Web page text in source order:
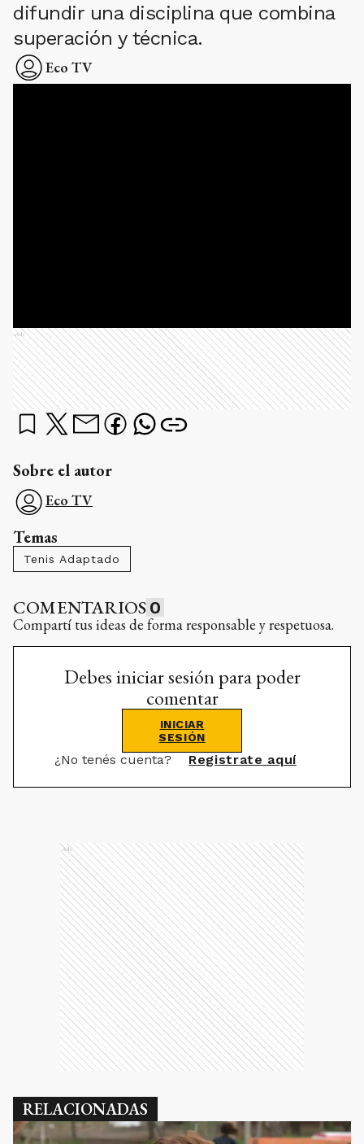
difundir una disciplina que combina
superación y técnica.
Eco TV
Ads
Sobre el autor
Eco TV
Temas
Tenis Adaptado
COMENTARIOS 0
Compartí tus ideas de forma responsable y respetuosa.
Debes iniciar sesión para poder
comentar
INICIAR
SESIÓN
¿No tenés cuenta? Registrate aquí
Ads
RELACIONADAS